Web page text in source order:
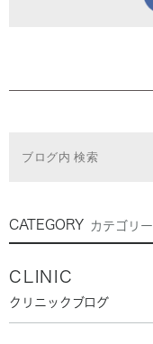
CATEGORY カテゴリー
CLINIC
クリニックブログ